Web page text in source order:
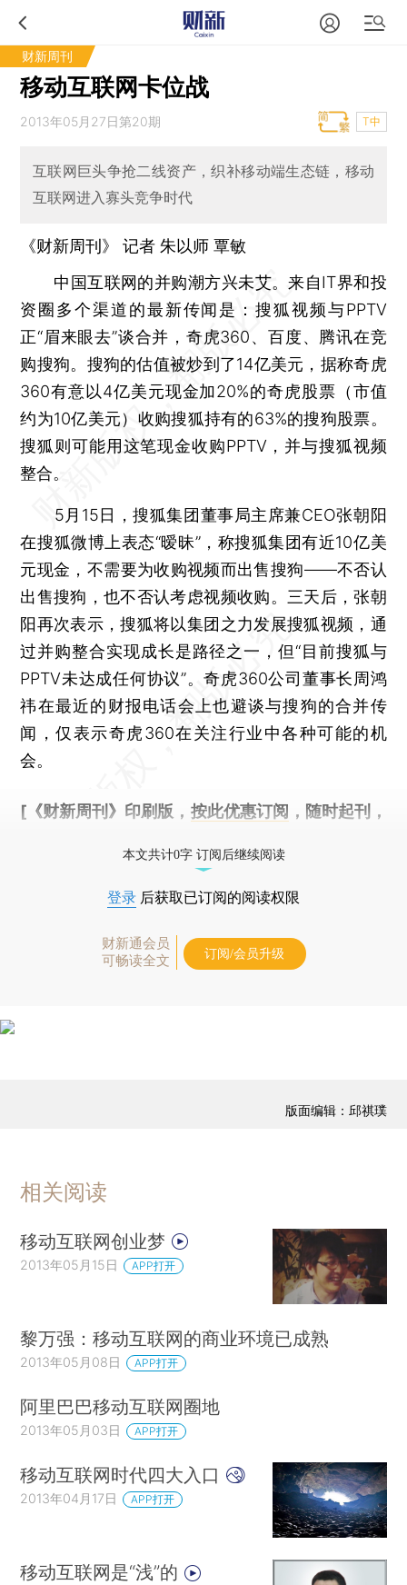
财新周刊
移动互联网卡位战
2013年05月27日第20期 T中
互联网巨头争抢二线资产，织补移动端生态链，移动
互联网进入寡头竞争时代
《财新周刊》 记者 朱以师覃敏
中国互联网的并购潮方兴未艾。来自IT界和投
资圈多个渠道的最新传闻是：搜狐视频与PPTV
正“眉来眼去”谈合并，奇虎360、百度、腾讯在竞
购搜狗。搜狗的估值被炒到了14亿美元，据称奇虎
360有意以4亿美元现金加20%的奇虎股票（市值
约为10亿美元）收购搜狐持有的63%的搜狗股票。
搜狐则可能用这笔现金收购PPTV，并与搜狐视频
整合。
5月15日，搜狐集团董事局主席兼CEO张朝阳
在搜狐微博上表态“暧昧”，称搜狐集团有近10亿美
元现金，不需要为收购视频而出售搜狗——不否认
出售搜狗，也不否认考虑视频收购。三天后，张朝
阳再次表示，搜狐将以集团之力发展搜狐视频，通
过并购整合实现成长是路径之一，但“目前搜狐与
PPTV未达成任何协议”。奇虎360公司董事长周鸿
祎在最近的财报电话会上也避谈与搜狗的合并传
闻，仅表示奇虎360在关注行业中各种可能的机
会。
[《财新周刊》印刷版， 按此优惠订阅 ，随时起刊，
本文共计0字 订阅后继续阅读
登录 后获取已订阅的阅读权限
财新通会员
可畅读全文
订阅/会员升级
版面编辑：邱祺璞
相关阅读
移动互联网创业梦
2013年05月15日 APP打开
黎万强：移动互联网的商业环境已成熟
2013年05月08日 APP打开
阿里巴巴移动互联网圈地
2013年05月03日 APP打开
移动互联网时代四大入口
2013年04月17日 APP打开
移动互联网是“浅”的